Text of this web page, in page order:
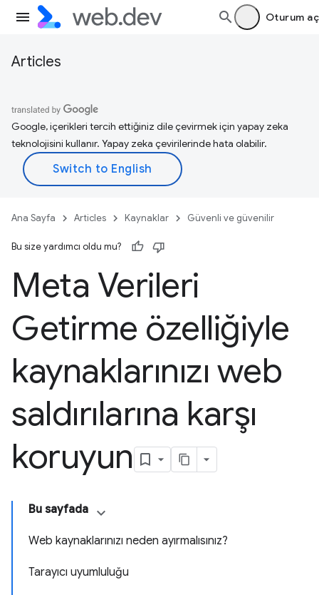
Oturum aç
Articles
Google, içerikleri tercih ettiğiniz dile çevirmek için yapay zeka
teknolojisini kullanır. Yapay zeka çevirilerinde hata olabilir.
Ana Sayfa Articles Kaynaklar Güvenli ve güvenilir
Bu size yardımcı oldu mu?
Meta Verileri
Getirme özelliğiyle
kaynaklarınızı web
saldırılarına karşı
koruyun
Bu sayfada
Web kaynaklarınızı neden ayırmalısınız?
Tarayıcı uyumluluğu